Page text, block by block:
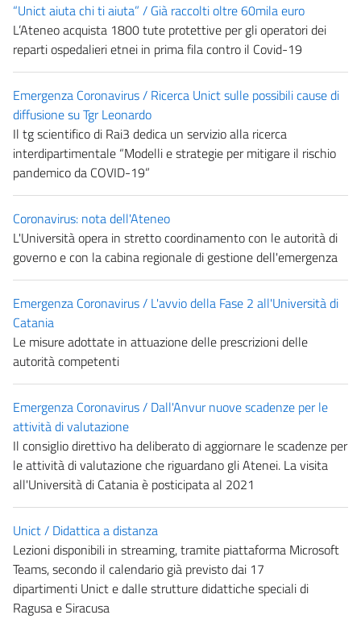
“Unict aiuta chi ti aiuta” / Già raccolti oltre 60mila euro
L’Ateneo acquista 1800 tute protettive per gli operatori dei
reparti ospedalieri etnei in prima fila contro il Covid-19
Emergenza Coronavirus / Ricerca Unict sulle possibili cause di
diffusione su Tgr Leonardo
Il tg scientifico di Rai3 dedica un servizio alla ricerca
interdipartimentale “Modelli e strategie per mitigare il rischio
pandemico da COVID-19”
Coronavirus: nota dell'Ateneo
L'Università opera in stretto coordinamento con le autorità di
governo e con la cabina regionale di gestione dell'emergenza
Emergenza Coronavirus / L'avvio della Fase 2 all'Università di
Catania
Le misure adottate in attuazione delle prescrizioni delle
autorità competenti
Emergenza Coronavirus / Dall'Anvur nuove scadenze per le
attività di valutazione
Il consiglio direttivo ha deliberato di aggiornare le scadenze per
le attività di valutazione che riguardano gli Atenei. La visita
all'Università di Catania è posticipata al 2021
Unict / Didattica a distanza
Lezioni disponibili in streaming, tramite piattaforma Microsoft
Teams, secondo il calendario già previsto dai 17
dipartimenti Unict e dalle strutture didattiche speciali di
Ragusa e Siracusa